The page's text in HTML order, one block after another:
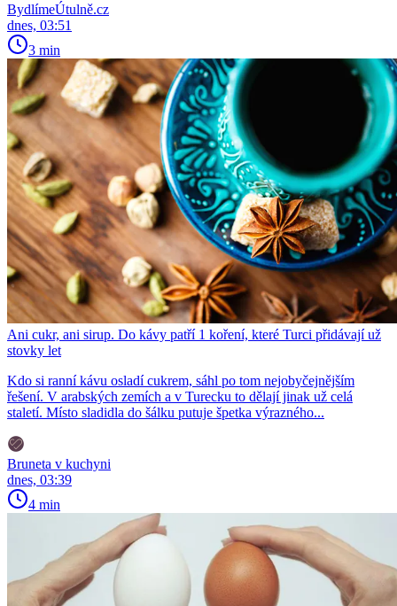
BydlímeÚtulně.cz
dnes, 03:51
3 min
Ani cukr, ani sirup. Do kávy patří 1 koření, které Turci přidávají už
stovky let
Kdo si ranní kávu osladí cukrem, sáhl po tom nejobyčejnějším
řešení. V arabských zemích a v Turecku to dělají jinak už celá
staletí. Místo sladidla do šálku putuje špetka výrazného...
Bruneta v kuchyni
dnes, 03:39
4 min